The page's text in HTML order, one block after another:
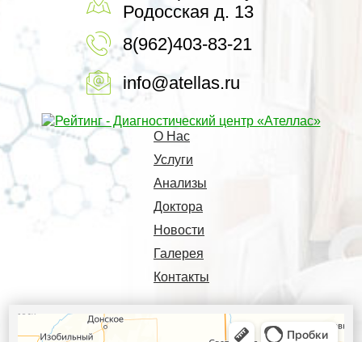
Родосская д. 13
8(962)403-83-21
info@atellas.ru
О Нас
Услуги
Анализы
Доктора
Новости
Галерея
Контакты